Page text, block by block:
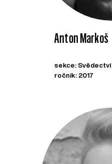
Anton Markoš
sekce: Svědectví
ročník: 2017